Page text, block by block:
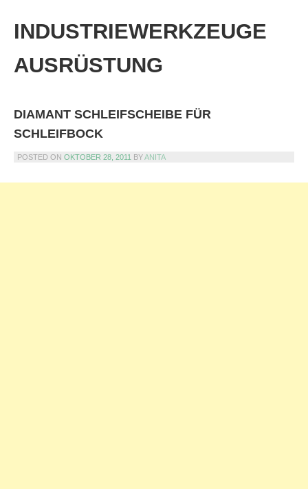
content
INDUSTRIEWERKZEUGE
AUSRÜSTUNG
DIAMANT SCHLEIFSCHEIBE FÜR
SCHLEIFBOCK
POSTED ON OKTOBER 28, 2011 BYANITA